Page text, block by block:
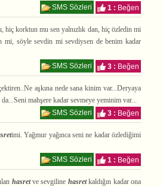
SMS Sözleri
1 : Beğen
hiç korktun mu sen yalnızlık dan, hiç özledin mi
mi, söyle sevdin mi sevdiysen de benim kadar
SMS Sözleri
3 : Beğen
aşkına nede sana kinim var...Deryaya
mahşere kadar sevmeye yeminim var...
SMS Sözleri
3 : Beğen
imi. Yağmur yağınca seni ne kadar özlediğimi
SMS Sözleri
1 : Beğen
hasretve sevgiline hasretkaldığın kadar ona